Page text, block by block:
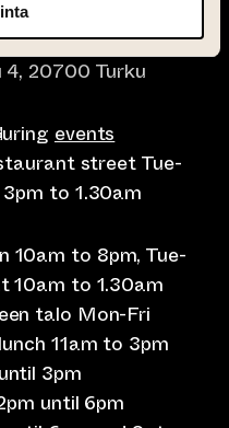
20700 Turku
events
street Tue-
to 1.30am
10am to 8pm, Tue-
10am to 1.30am
talo Mon-Fri
11am to 3pm
3pm
until 6pm